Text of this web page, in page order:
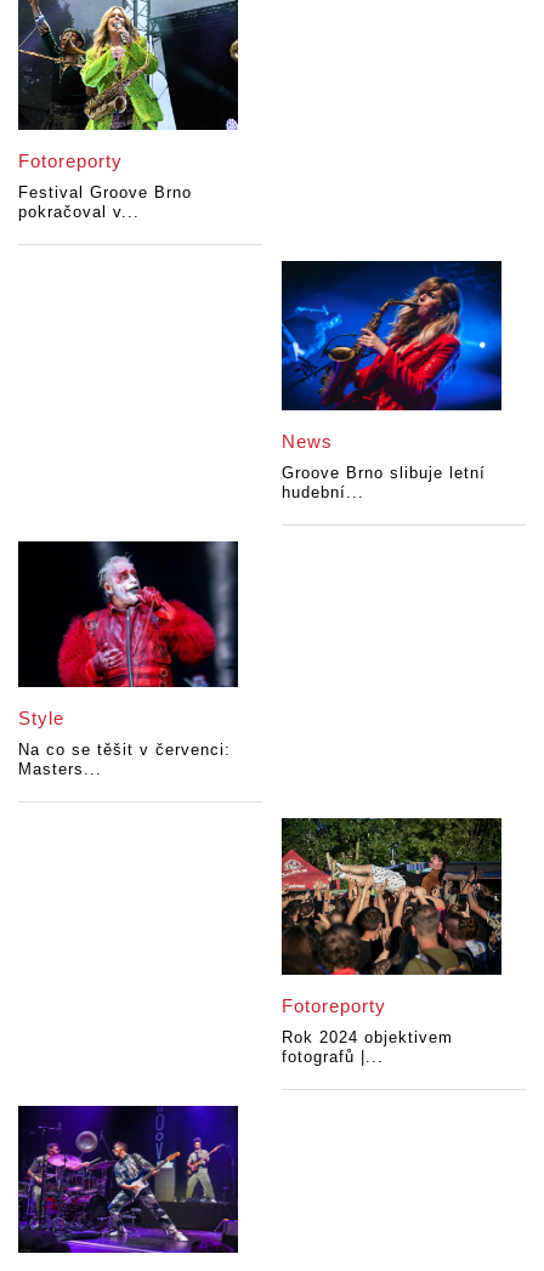
Fotoreporty
Festival Groove Brno
pokračoval v...
News
Groove Brno slibuje letní
hudební...
Style
Na co se těšit v červenci:
Masters...
Fotoreporty
Rok 2024 objektivem
fotografů |...